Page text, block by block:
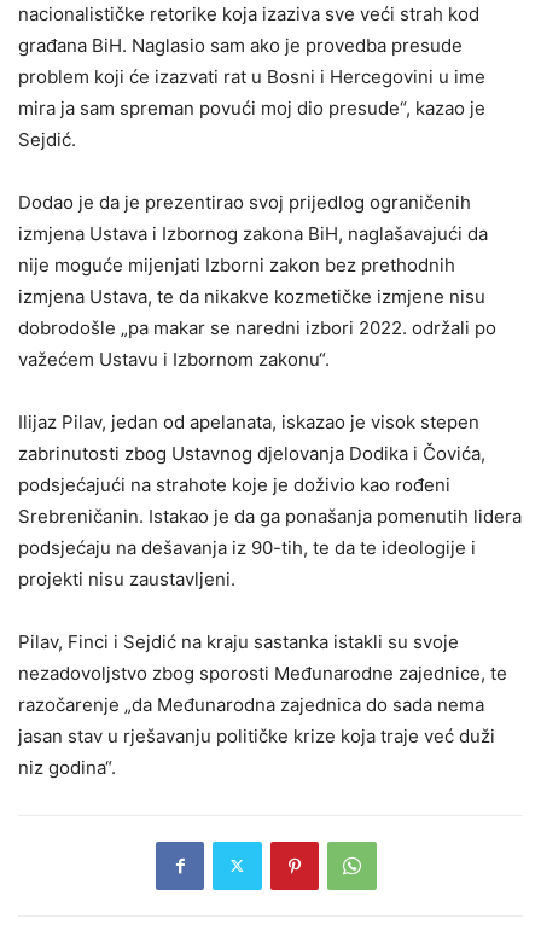
nacionalističke retorike koja izaziva sve veći strah kod
građana BiH. Naglasio sam ako je provedba presude
problem koji će izazvati rat u Bosni i Hercegovini u ime
mira ja sam spreman povući moj dio presude“, kazao je
Sejdić.
Dodao je da je prezentirao svoj prijedlog ograničenih
izmjena Ustava i Izbornog zakona BiH, naglašavajući da
nije moguće mijenjati Izborni zakon bez prethodnih
izmjena Ustava, te da nikakve kozmetičke izmjene nisu
dobrodošle „pa makar se naredni izbori 2022. održali po
važećem Ustavu i Izbornom zakonu“.
Ilijaz Pilav, jedan od apelanata, iskazao je visok stepen
zabrinutosti zbog Ustavnog djelovanja Dodika i Čovića,
podsjećajući na strahote koje je doživio kao rođeni
Srebreničanin. Istakao je da ga ponašanja pomenutih lidera
podsjećaju na dešavanja iz 90-tih, te da te ideologije i
projekti nisu zaustavljeni.
Pilav, Finci i Sejdić na kraju sastanka istakli su svoje
nezadovoljstvo zbog sporosti Međunarodne zajednice, te
razočarenje „da Međunarodna zajednica do sada nema
jasan stav u rješavanju političke krize koja traje već duži
niz godina“.